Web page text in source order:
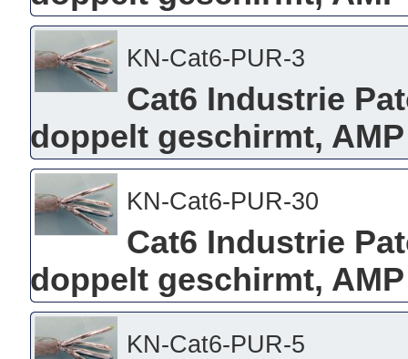
KN-Cat6-PUR-3
Cat6 Industrie
doppelt geschirmt,
KN-Cat6-PUR-30
Cat6 Industrie
doppelt geschirmt,
KN-Cat6-PUR-5